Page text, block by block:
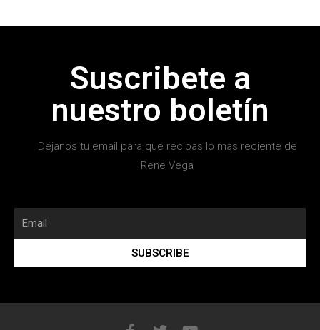
Suscribete a
nuestro boletín
Déjanos tu email para que recibas lo mas reciente de
Rene Vega
SUBSCRIBE